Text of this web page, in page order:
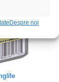
Despre noi